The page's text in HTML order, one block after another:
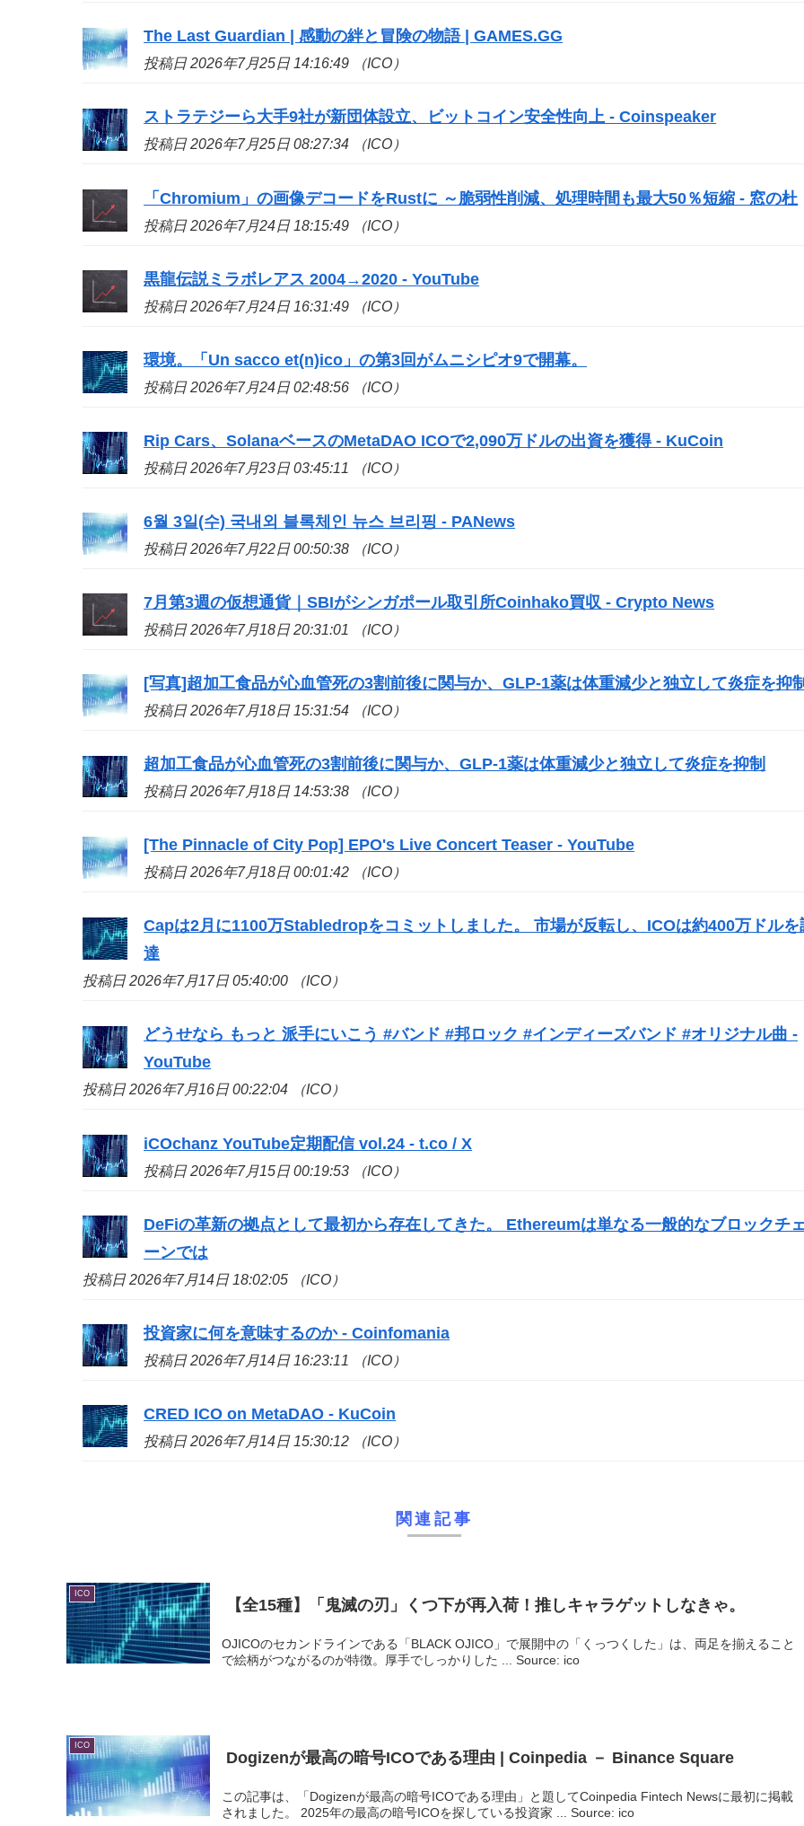
The Last Guardian | 感動の絆と冒険の物語 | GAMES.GG
投稿日 2026年7月25日 14:16:49 （ICO）
ストラテジーら大手9社が新団体設立、ビットコイン安全性向上 - Coinspeaker
投稿日 2026年7月25日 08:27:34 （ICO）
「Chromium」の画像デコードをRustに ～脆弱性削減、処理時間も最大50％短縮 - 窓の杜
投稿日 2026年7月24日 18:15:49 （ICO）
黒龍伝説ミラボレアス 2004→2020 - YouTube
投稿日 2026年7月24日 16:31:49 （ICO）
環境。「Un sacco et(n)ico 」の第3回がムニシピオ9で開幕。
投稿日 2026年7月24日 02:48:56 （ICO）
Rip Cars、SolanaベースのMetaDAO ICOで2,090万ドルの出資を獲得 - KuCoin
投稿日 2026年7月23日 03:45:11 （ICO）
6월 3일(수) 국내외 블록체인 뉴스 브리핑 - PANews
投稿日 2026年7月22日 00:50:38 （ICO）
7月第3週の仮想通貨｜SBIがシンガポール取引所Coinhako買収 - Crypto News
投稿日 2026年7月18日 20:31:01 （ICO）
[写真]超加工食品が心血管死の3割前後に関与か、GLP-1薬は体重減少と独立して炎症を抑
投稿日 2026年7月18日 15:31:54 （ICO）
超加工食品が心血管死の3割前後に関与か、GLP-1薬は体重減少と独立して炎症を抑制
投稿日 2026年7月18日 14:53:38 （ICO）
[The Pinnacle of City Pop] EPO's Live Concert Teaser - YouTube
投稿日 2026年7月18日 00:01:42 （ICO）
Capは2月に1100万Stabledropをコミットしました。 市場が反転し、 ICOは約400万ドルを
達
投稿日 2026年7月17日 05:40:00 （ICO）
どうせなら もっと 派手にいこう #バンド #邦ロック #インディーズバンド #オリジナル曲 -
YouTube
投稿日 2026年7月16日 00:22:04 （ICO）
iCOchanz YouTube定期配信 vol.24 - t.co / X
投稿日 2026年7月15日 00:19:53 （ICO）
DeFiの革新の拠点として最初から存在してきた。 Ethereumは単なる一般的なブロックチ
ーンでは
投稿日 2026年7月14日 18:02:05 （ICO）
投資家に何を意味するのか - Coinfomania
投稿日 2026年7月14日 16:23:11 （ICO）
CRED ICO on MetaDAO - KuCoin
投稿日 2026年7月14日 15:30:12 （ICO）
関連記事
ICO
【全15種】「鬼滅の刃」くつ下が再入荷！推しキャラゲットしなきゃ。
OJICOのセカンドラインである「BLACK OJICO」で展開中の「くっつくした」は、両足を揃えること
で絵柄がつながるのが特徴。厚手でしっかりした ... Source: ico
ICO
Dogizenが最高の暗号ICOである理由 | Coinpedia － Binance Square
この記事は、「Dogizenが最高の暗号ICOである理由」と題してCoinpedia Fintech Newsに最初に掲載
されました。 2025年の最高の暗号ICOを探している投資家 ... Source: ico